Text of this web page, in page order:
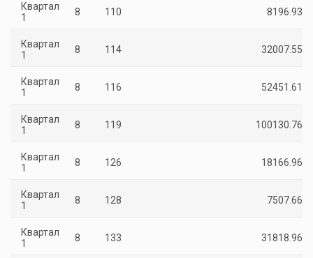
Квартал
1
8 110 8196.93
Квартал
1
8 114 32007.55
Квартал
1
8 116 52451.61
Квартал
1
8 119 100130.76
Квартал
1
8 126 18166.96
Квартал
1
8 128 7507.66
Квартал
1
8 133 31818.96